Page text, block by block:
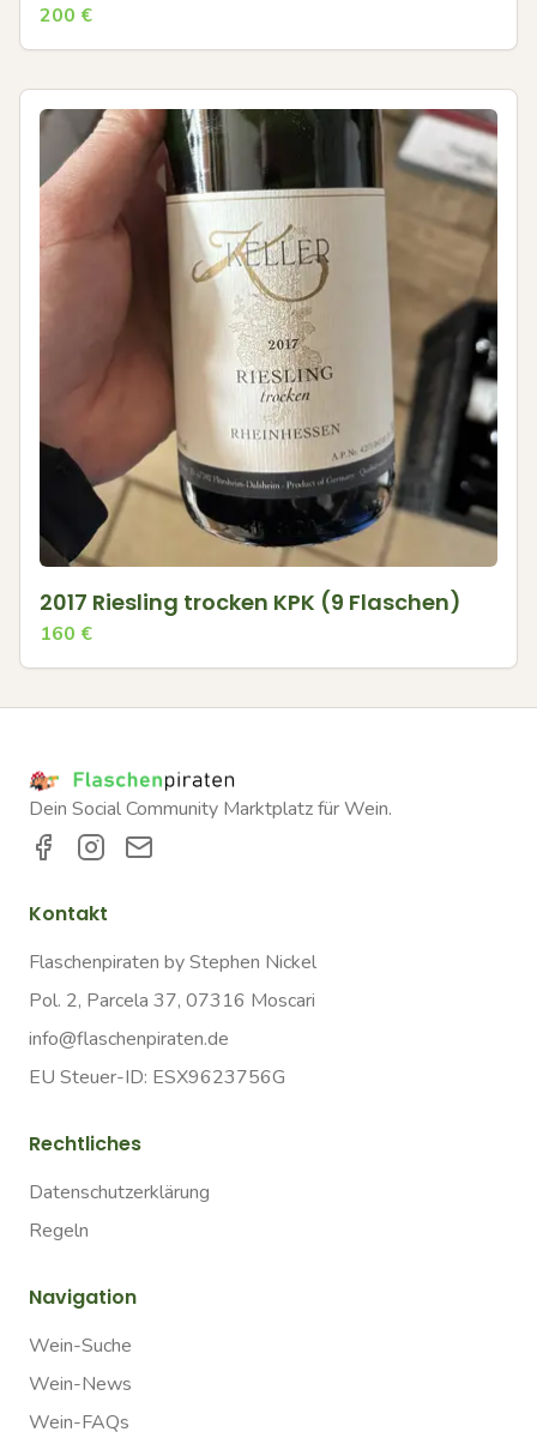
200 €
2017 Riesling trocken KPK (9 Flaschen)
160 €
Dein Social Community Marktplatz für Wein.
Kontakt
Flaschenpiraten by Stephen Nickel
Pol. 2, Parcela 37, 07316 Moscari
info@flaschenpiraten.de
EU Steuer-ID: ESX9623756G
Rechtliches
Datenschutzerklärung
Regeln
Navigation
Wein-Suche
Wein-News
Wein-FAQs